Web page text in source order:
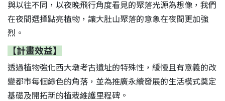
與以往不同，以夜晚飛行角度看見的聚落光源為想像，我們
在夜間選擇點亮植物，讓大肚山聚落的意象在夜間更加強
烈。
【計畫效益】
透過植物強化西大墩考古遺址的特殊性，緩慢且有意義的改
變都市每個綠色的角落，並為推廣永續發展的生活模式奠定
基礎及開拓新的植栽維護里程碑。